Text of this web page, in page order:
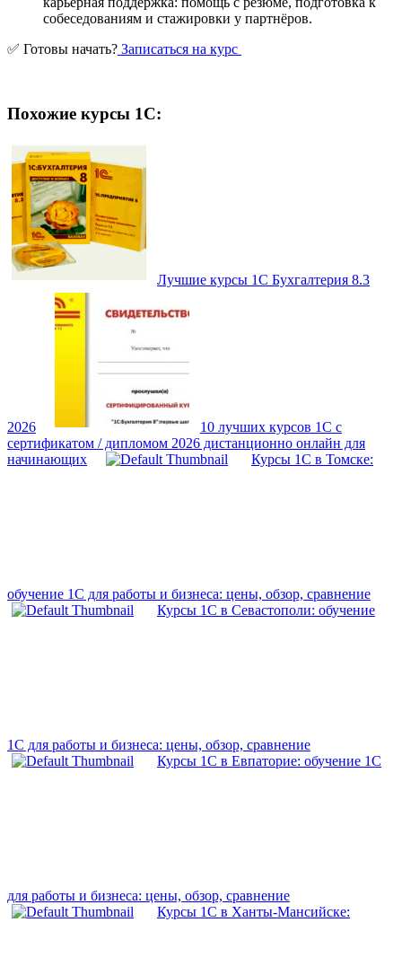
собеседованиям и стажировки у партнёров.
✅ Готовы начать? Записаться на курс
Похожие курсы 1С:
Лучшие курсы 1С Бухгалтерия 8.3
2026
10 лучших курсов 1С с
сертификатом / дипломом 2026 дистанционно онлайн для
начинающих
Курсы 1С в Томске:
обучение 1С для работы и бизнеса: цены, обзор, сравнение
Курсы 1С в Севастополи: обучение
1С для работы и бизнеса: цены, обзор, сравнение
Курсы 1С в Евпаторие: обучение 1С
для работы и бизнеса: цены, обзор, сравнение
Курсы 1С в Ханты-Мансийске: